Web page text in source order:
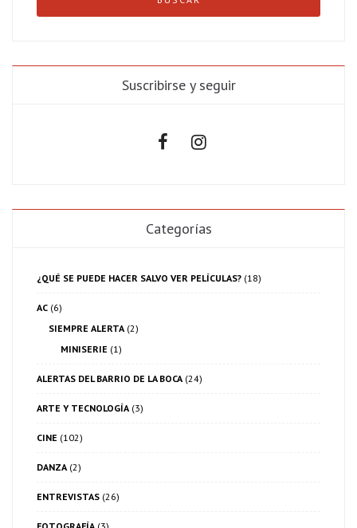
Suscribirse y seguir
Categorías
¿QUÉ SE PUEDE HACER SALVO VER PELÍCULAS? (18)
AC (6)
SIEMPRE ALERTA (2)
MINISERIE (1)
ALERTAS DEL BARRIO DE LA BOCA (24)
ARTE Y TECNOLOGÍA (3)
CINE (102)
DANZA (2)
ENTREVISTAS (26)